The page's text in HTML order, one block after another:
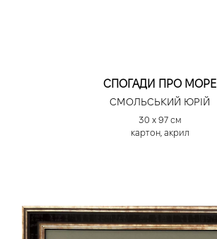
СПОГАДИ ПРО МОРЕ
СМОЛЬСЬКИЙ ЮРІЙ
30 х 97 см
картон, акрил